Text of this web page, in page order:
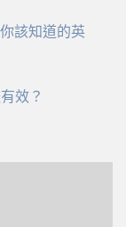
該知道的英
效？